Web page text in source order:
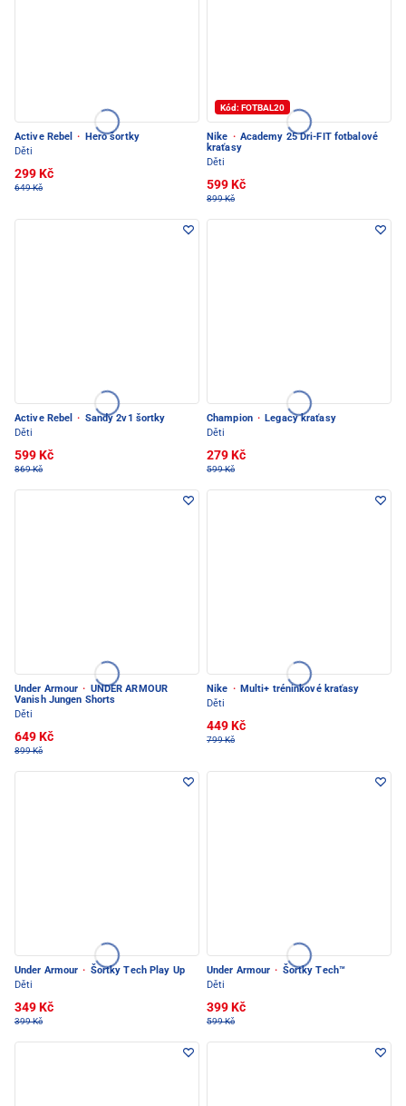
Active Rebel ·
Hero šortky
Děti
299 Kč
649 Kč
Kód: FOTBAL20
Nike · Academy 25 Dri-FIT fotbalové
kraťasy
Děti
599 Kč
899 Kč
Active Rebel · Sandy 2v1 šortky
Děti
599 Kč
869 Kč
Champion · Legacy kraťasy
Děti
279 Kč
599 Kč
Under Armour · UNDER ARMOUR
Vanish Jungen Shorts
Děti
649 Kč
899 Kč
Nike · Multi+ tréninkové kraťasy
Děti
449 Kč
799 Kč
Under Armour · Šortky Tech Play Up
Děti
349 Kč
399 Kč
Under Armour · Šortky Tech™
Děti
399 Kč
599 Kč